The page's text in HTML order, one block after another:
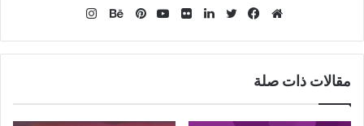
الويب
من
مقالات ذات صلة